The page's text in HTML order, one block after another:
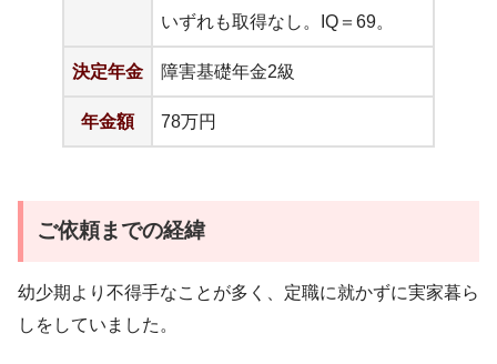
いずれも取得なし。IQ＝69。
決定年金 障害基礎年金2級
年金額 78万円
ご依頼までの経緯
幼少期より不得手なことが多く、定職に就かずに実家暮ら
しをしていました。